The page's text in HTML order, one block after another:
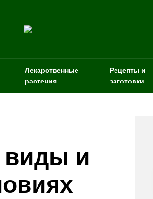
Лекарственные
растения
Рецепты и
заготовки
виды и